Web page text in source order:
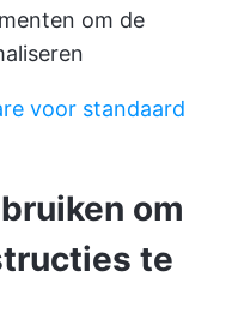
om de
voor standaard
om
te